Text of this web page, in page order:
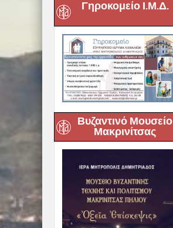
Γηροκομείο Ι.Μ.Δ.
Βυζαντινό Μουσείο
Μακρινίτσας